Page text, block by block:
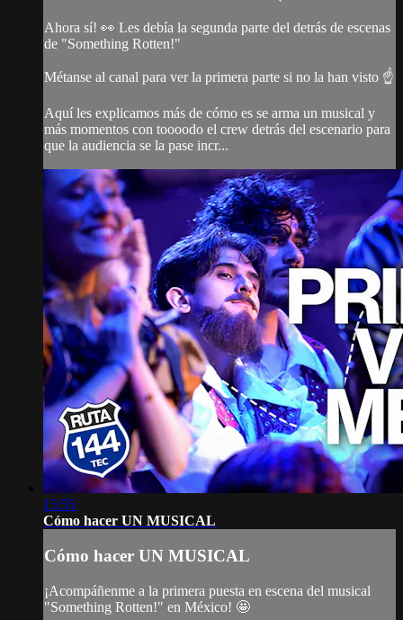
Ahora sí! 👀 Les debía la segunda parte del detrás de escenas
de "Something Rotten!"
Métanse al canal para ver la primera parte si no la han visto ☝
Aquí les explicamos más de cómo es se arma un musical y
más momentos con toooodo el crew detrás del escenario para
que la audiencia se la pase incr...
15:55
Cómo hacer UN MUSICAL
Cómo hacer UN MUSICAL
¡Acompáñenme a la primera puesta en escena del musical
"Something Rotten!" en México! 🤩